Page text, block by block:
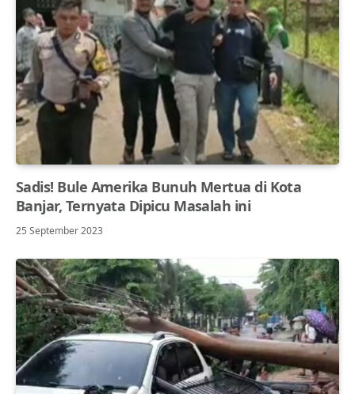
Sadis! Bule Amerika Bunuh Mertua di Kota
Banjar, Ternyata Dipicu Masalah ini
25 September 2023